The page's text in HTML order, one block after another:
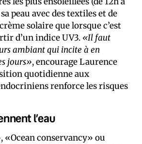
peau avec des textiles et de
solaire que lorsque c’est
d’un indice UV3. «Il faut
ambiant qui incite à en
jours», encourage Laurence
quotidienne aux
renforce les risques
l’eau
«Ocean conservancy» ou